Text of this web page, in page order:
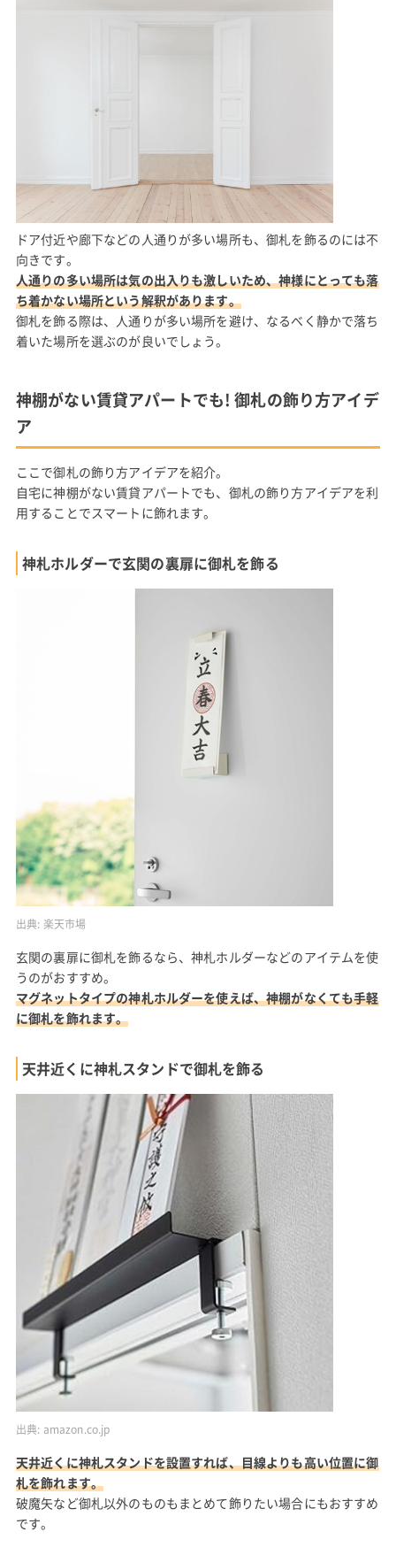
ドア付近や廊下などの人通りが多い場所も、御札を飾るのには不
向きです。
人通りの多い場所は気の出入りも激しいため、神様にとっても落
ち着かない場所という解釈があります。
御札を飾る際は、人通りが多い場所を避け、なるべく静かで落ち
着いた場所を選ぶのが良いでしょう。
神棚がない賃貸アパートでも! 御札の飾り方アイデ
ア
ここで御札の飾り方アイデアを紹介。
自宅に神棚がない賃貸アパートでも、御札の飾り方アイデアを利
用することでスマートに飾れます。
神札ホルダーで玄関の裏扉に御札を飾る
出典: 楽天市場
玄関の裏扉に御札を飾るなら、神札ホルダーなどのアイテムを使
うのがおすすめ。
マグネットタイプの神札ホルダーを使えば、神棚がなくても手軽
に御札を飾れます。
天井近くに神札スタンドで御札を飾る
出典: amazon.co.jp
天井近くに神札スタンドを設置すれば、目線よりも高い位置に御
札を飾れます。
破魔矢など御札以外のものもまとめて飾りたい場合にもおすすめ
です。